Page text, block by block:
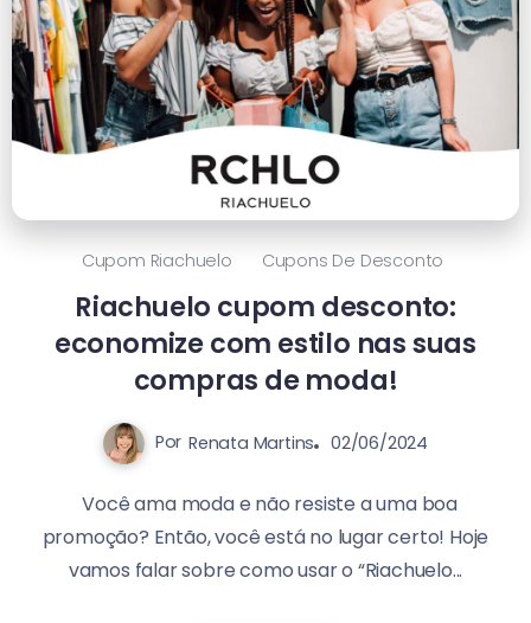
Cupom Riachuelo Cupons De Desconto
Riachuelo cupom desconto:
economize com estilo nas suas
compras de moda!
Por Renata Martins 02/06/2024
Você ama moda e não resiste a uma boa
promoção? Então, você está no lugar certo! Hoje
vamos falar sobre como usar o “Riachuelo...